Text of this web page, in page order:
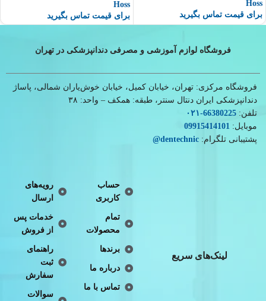
Hoss
برای قیمت تماس بگیرید
Hoss
برای قیمت تماس بگیرید
فروشگاه لوازم آموزشی و مصرفی دندانپزشکی در تهران
فروشگاه مرکزی: تهران، خیابان کمیل، خیابان خوش‌یاران شمالی، پاساژ
دندانپزشکی ایران دنتال سنتر، طبقه: همکف – واحد: ۳۸
تلفن: 66380225-۰۲۱
موبایل: 09915414101
پشتیبانی تلگرام: dentechnic
@
لینک‌های سریع
حساب
کاربری
تمام
محصولات
برندها
درباره ما
تماس با ما
رویه‌های
ارسال
خدمات پس
از فروش
راهنمای
ثبت
سفارش
سوالات